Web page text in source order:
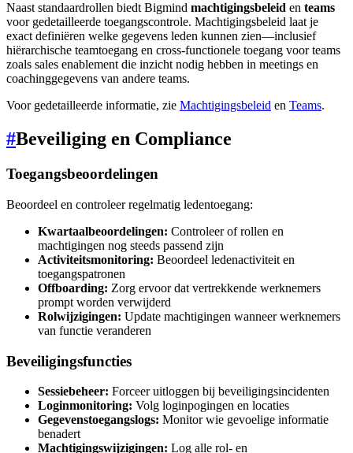
Naast standaardrollen biedt Bigmind machtigingsbeleid en teams
voor gedetailleerde toegangscontrole. Machtigingsbeleid laat je
exact definiëren welke gegevens leden kunnen zien—inclusief
hiërarchische teamtoegang en cross-functionele toegang voor teams
zoals sales enablement die inzicht nodig hebben in meetings en
coachinggegevens van andere teams.
Voor gedetailleerde informatie, zie Machtigingsbeleid en Teams.
#Beveiliging en Compliance
Toegangsbeoordelingen
Beoordeel en controleer regelmatig ledentoegang:
Kwartaalbeoordelingen: Controleer of rollen en
machtigingen nog steeds passend zijn
Activiteitsmonitoring: Beoordeel ledenactiviteit en
toegangspatronen
Offboarding: Zorg ervoor dat vertrekkende werknemers
prompt worden verwijderd
Rolwijzigingen: Update machtigingen wanneer werknemers
van functie veranderen
Beveiligingsfuncties
Sessiebeheer: Forceer uitloggen bij beveiligingsincidenten
Loginmonitoring: Volg loginpogingen en locaties
Gegevenstoegangslogs: Monitor wie gevoelige informatie
benadert
Machtigingswijzigingen: Log alle rol- en